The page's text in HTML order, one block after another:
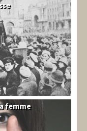
femme